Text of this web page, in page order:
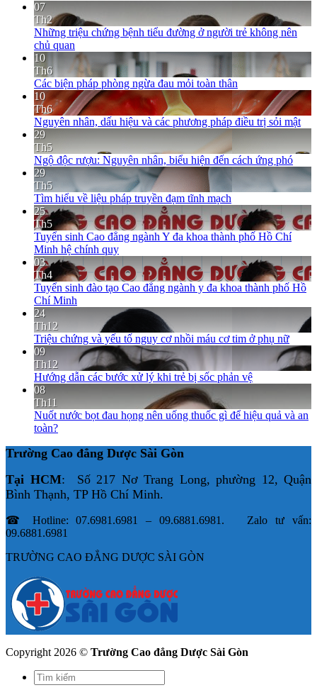
07
Th2
Những triệu chứng bệnh tiểu đường ở người trẻ không nên
chủ quan
10
Th6
Các biện pháp phòng ngừa đau mỏi toàn thân
10
Th6
Nguyên nhân, dấu hiệu và các phương pháp điều trị sỏi mật
29
Th5
Ngộ độc rượu: Nguyên nhân, biểu hiện đến cách ứng phó
29
Th5
Tìm hiểu về liệu pháp truyền đạm tĩnh mạch
25
Th5
Tuyển sinh Cao đẳng ngành Y đa khoa thành phố Hồ Chí
Minh hệ chính quy
03
Th4
Tuyển sinh đào tạo Cao đẳng ngành y đa khoa thành phố Hồ
Chí Minh
24
Th12
Triệu chứng và yếu tố nguy cơ nhồi máu cơ tim ở phụ nữ
09
Th12
Hướng dẫn các bước xử lý khi trẻ bị sốc phản vệ
08
Th11
Nuốt nước bọt đau họng nên uống thuốc gì để hiệu quả và an
toàn?
Trường Cao đẳng Dược Sài Gòn
Tại HCM: Số 217 Nơ Trang Long, phường 12, Quận
Bình Thạnh, TP Hồ Chí Minh.
☎ Hotline: 07.6981.6981 – 09.6881.6981. Zalo tư vấn:
09.6881.6981
TRƯỜNG CAO ĐẲNG DƯỢC SÀI GÒN
Copyright 2026 © Trường Cao đẳng Dược Sài Gòn